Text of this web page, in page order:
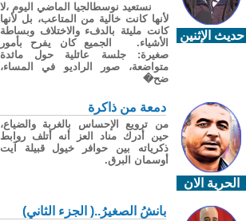
حديث الإثنين
نستعيد نوسطالجيا الماضي اليوم ،لا
لأنها كانت خالية من المتاعب، بل لأنها
كانت مليئة بالدفء والاختلاف وبساطة
الأشياء. الجميع كان يفرح بأمور
صغيرة: جلسة عائلية حول مائدة
متواضعة، صور الراديو في المساء،
ضح�
الحرية الان
دمعة من ذاكرة
من ترويع الإحساس بالغربة والضياع،
حين أدرك مناد العز أنه أتلف روابط
ذكرياته بين حوافر خيول قبيلة آيت
أوسمان البرق.
بانشُ الصغيرُ..( الجزء الثاني)